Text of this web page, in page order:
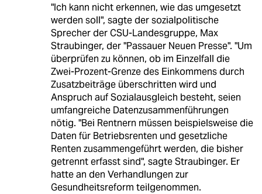
"Ich kann nicht erkennen, wie das umgesetzt
werden soll", sagte der sozialpolitische
Sprecher der CSU-Landesgruppe, Max
Straubinger, der "Passauer Neuen Presse". "Um
überprüfen zu können, ob im Einzelfall die
Zwei-Prozent-Grenze des Einkommens durch
Zusatzbeiträge überschritten wird und
Anspruch auf Sozialausgleich besteht, seien
umfangreiche Datenzusammenführungen
nötig. "Bei Rentnern müssen beispielsweise die
Daten für Betriebsrenten und gesetzliche
Renten zusammengeführt werden, die bisher
getrennt erfasst sind", sagte Straubinger. Er
hatte an den Verhandlungen zur
Gesundheitsreform teilgenommen.